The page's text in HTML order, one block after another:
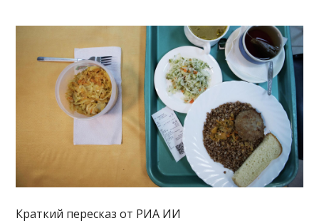
Краткий пересказ от РИА ИИ